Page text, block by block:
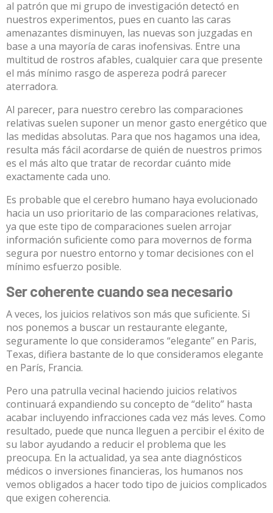
al patrón que mi grupo de investigación detectó en
nuestros experimentos, pues en cuanto las caras
amenazantes disminuyen, las nuevas son juzgadas en
base a una mayoría de caras inofensivas. Entre una
multitud de rostros afables, cualquier cara que presente
el más mínimo rasgo de aspereza podrá parecer
aterradora.
Al parecer, para nuestro cerebro las comparaciones
relativas suelen suponer un menor gasto energético que
las medidas absolutas. Para que nos hagamos una idea,
resulta más fácil acordarse de quién de nuestros primos
es el más alto que tratar de recordar cuánto mide
exactamente cada uno.
Es probable que el cerebro humano haya evolucionado
hacia un uso prioritario de las comparaciones relativas,
ya que este tipo de comparaciones suelen arrojar
información suficiente como para movernos de forma
segura por nuestro entorno y tomar decisiones con el
mínimo esfuerzo posible.
Ser coherente cuando sea necesario
A veces, los juicios relativos son más que suficiente. Si
nos ponemos a buscar un restaurante elegante,
seguramente lo que consideramos “elegante” en Paris,
Texas, difiera bastante de lo que consideramos elegante
en París, Francia.
Pero una patrulla vecinal haciendo juicios relativos
continuará expandiendo su concepto de “delito” hasta
acabar incluyendo infracciones cada vez más leves. Como
resultado, puede que nunca lleguen a percibir el éxito de
su labor ayudando a reducir el problema que les
preocupa. En la actualidad, ya sea ante diagnósticos
médicos o inversiones financieras, los humanos nos
vemos obligados a hacer todo tipo de juicios complicados
que exigen coherencia.